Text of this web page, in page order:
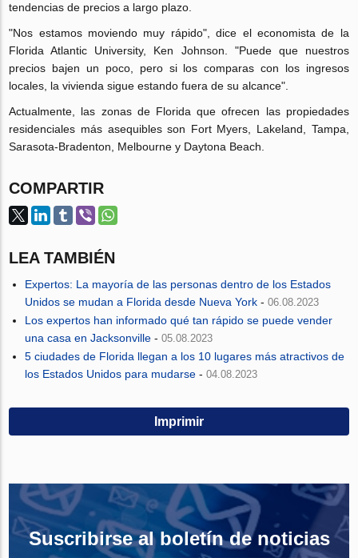
tendencias de precios a largo plazo.
"Nos estamos moviendo muy rápido", dice el economista de la
Florida Atlantic University, Ken Johnson. "Puede que nuestros
precios bajen un poco, pero si los comparas con los ingresos
locales, la vivienda sigue estando fuera de su alcance".
Actualmente, las zonas de Florida que ofrecen las propiedades
residenciales más asequibles son Fort Myers, Lakeland, Tampa,
Sarasota-Bradenton, Melbourne y Daytona Beach.
COMPARTIR
LEA TAMBIÉN
Expertos: La mayoría de las personas dentro de los Estados
Unidos se mudan a Florida desde Nueva York -06.08.2023
Los expertos han informado qué tan rápido se puede vender
una casa en Jacksonville -05.08.2023
5 ciudades de Florida llegan a los 10 lugares más atractivos de
los Estados Unidos para mudarse -04.08.2023
Imprimir
Suscribirse al boletín de noticias